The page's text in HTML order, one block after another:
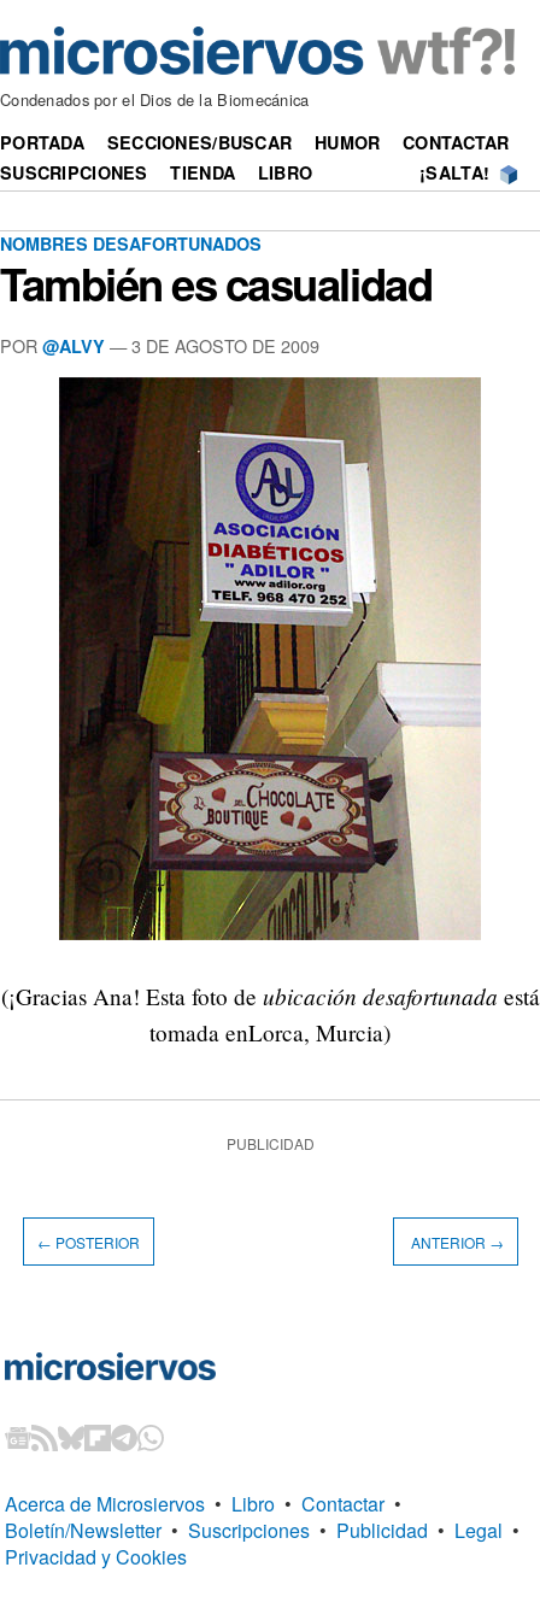
Condenados por el Dios de la Biomecánica
PORTADA SECCIONES/BUSCAR HUMOR
CONTACTAR
SUSCRIPCIONES
TIENDA LIBRO ¡SALTA!
NOMBRES DESAFORTUNADOS
También es casualidad
POR @ALVY —3 DE AGOSTO DE 2009
(¡Gracias Ana! Esta foto de ubicación desafortunada está
tomada enLorca, Murcia)
PUBLICIDAD
← POSTERIOR ANTERIOR →
Acerca de Microsiervos • Libro • Contactar •
Boletín/Newsletter • Suscripciones • Publicidad • Legal •
Privacidad y Cookies